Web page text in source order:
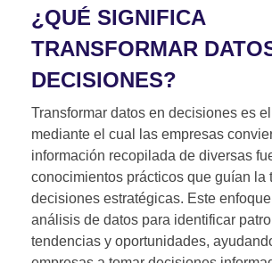
¿QUÉ SIGNIFICA
TRANSFORMAR
DECISIONES?
Transformar datos en decisiones es
mediante el cual las empresas
información recopilada de diversas
conocimientos prácticos que guían la
decisiones estratégicas. Este
análisis de datos para identificar
tendencias y oportunidades,